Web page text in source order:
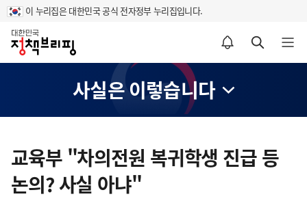
이 누리집은 대한민국 공식 전자정부 누리집입니다.
홈
알림설정 바로가기 검색 바로가기 메뉴 열기
사실은 이렇습니다
텐
츠
영
교육부 "차의전원 복귀학생 진급 등
논의? 사실 아냐"